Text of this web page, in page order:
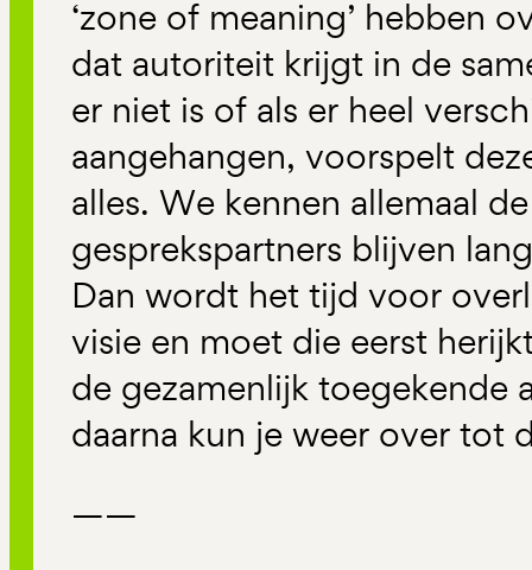
‘zone of meaning’ hebben
dat autoriteit krijgt in de
er niet is of als er heel
aangehangen, voorspelt
alles. We kennen allemaal
gesprekspartners blijven
Dan wordt het tijd voor
visie en moet die eerst
de gezamenlijk toegekende
daarna kun je weer over tot
——